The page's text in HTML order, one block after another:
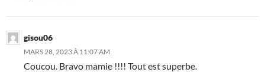
gisou06
MARS 28, 2023 À 11:07 AM
Coucou. Bravo mamie !!!! Tout est superbe.